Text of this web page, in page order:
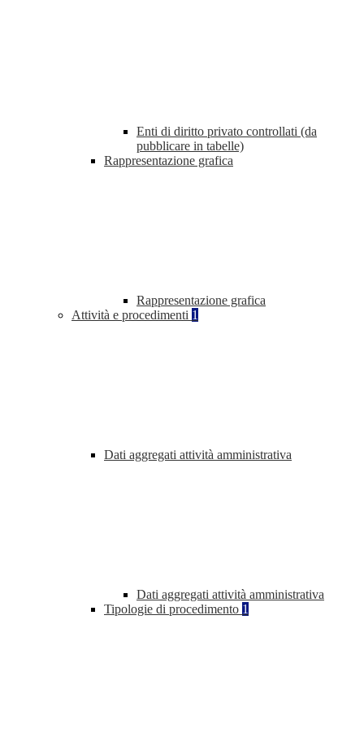
Enti di diritto privato controllati (da
pubblicare in tabelle)
Rappresentazione grafica
Rappresentazione grafica
Attività e procedimenti 1
Dati aggregati attività amministrativa
Dati aggregati attività amministrativa
Tipologie di procedimento 1